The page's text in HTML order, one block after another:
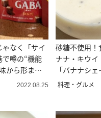
なく「サイ
噂の“機能
から形まで
2022.08.25
砂糖不使用
ナナ・キウイ
「バナナシ
料理・グルメ